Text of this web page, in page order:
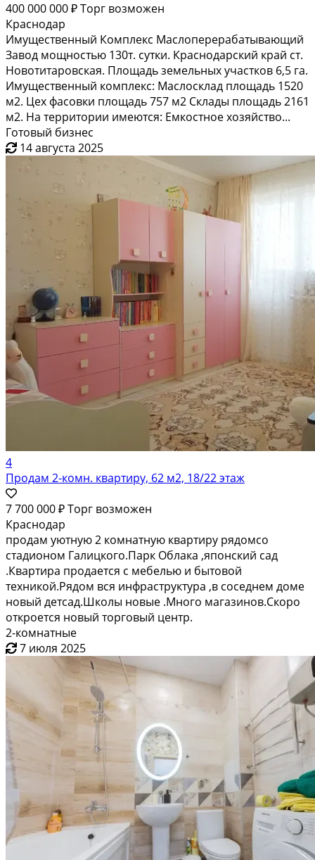
400 000 000 ₽Торг возможен
Краснодар
Имущественный Комплекс Маслоперерабатывающий
Завод мощностью 130т. сутки. Краснодарский край ст.
Новотитаровская. Площадь земельных участков 6,5 га.
Имущественный комплекс: Маслосклад площадь 1520
м2. Цех фасовки площадь 757 м2 Склады площадь 2161
м2. На территории имеются: Емкостное хозяйство...
Готовый бизнес
14 августа 2025
4
Продам 2-комн. квартиру, 62 м2, 18/22 этаж
7 700 000 ₽Торг возможен
Краснодар
продам уютную 2 комнатную квартиру рядомсо
стадионом Галицкого.Парк Облака ,японский сад
.Квартира продается с мебелью и бытовой
техникой.Рядом вся инфраструктура ,в соседнем доме
новый детсад.Школы новые .Много магазинов.Скоро
откроется новый торговый центр.
2-комнатные
7 июля 2025